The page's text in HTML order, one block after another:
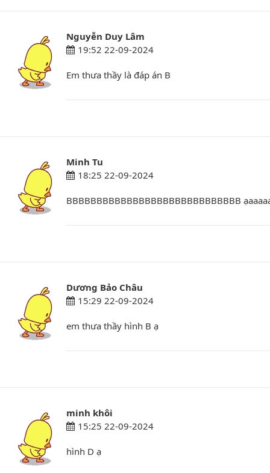
Nguyễn Duy Lâm
19:52 22-09-2024
Em thưa thầy là đáp án B
Minh Tu
18:25 22-09-2024
BBBBBBBBBBBBBBBBBBBBBBBBBBBBB
Dương Bảo Châu
15:29 22-09-2024
em thưa thầy hình B ạ
minh khôi
15:25 22-09-2024
hình D ạ